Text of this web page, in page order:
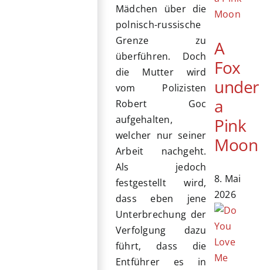
Mädchen über die
polnisch-russische
Grenze zu
überführen. Doch
die Mutter wird
vom Polizisten
Robert Goc
aufgehalten,
welcher nur seiner
Arbeit nachgeht.
Als jedoch
festgestellt wird,
dass eben jene
Unterbrechung der
Verfolgung dazu
führt, dass die
Entführer es in
A
Fox
under
a
Pink
Moon
8. Mai
2026